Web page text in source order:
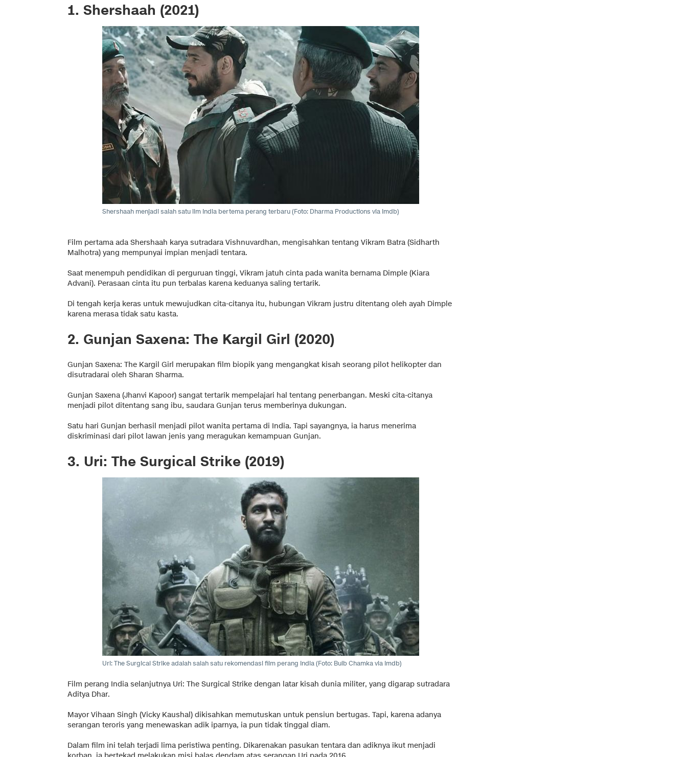
1. Shershaah (2021)
Shershaah menjadi salah satu ilm India bertema perang terbaru (Foto: Dharma Productions via Imdb)
Film pertama ada Shershaah karya sutradara Vishnuvardhan, mengisahkan tentang Vikram Batra (Sidharth
Malhotra) yang mempunyai impian menjadi tentara.
Saat menempuh pendidikan di perguruan tinggi, Vikram jatuh cinta pada wanita bernama Dimple (Kiara
Advani). Perasaan cinta itu pun terbalas karena keduanya saling tertarik.
Di tengah kerja keras untuk mewujudkan cita-citanya itu, hubungan Vikram justru ditentang oleh ayah Dimple
karena merasa tidak satu kasta.
2. Gunjan Saxena: The Kargil Girl (2020)
Gunjan Saxena: The Kargil Girl merupakan film biopik yang mengangkat kisah seorang pilot helikopter dan
disutradarai oleh Sharan Sharma.
Gunjan Saxena (Jhanvi Kapoor) sangat tertarik mempelajari hal tentang penerbangan. Meski cita-citanya
menjadi pilot ditentang sang ibu, saudara Gunjan terus memberinya dukungan.
Satu hari Gunjan berhasil menjadi pilot wanita pertama di India. Tapi sayangnya, ia harus menerima
diskriminasi dari pilot lawan jenis yang meragukan kemampuan Gunjan.
3. Uri: The Surgical Strike (2019)
Uri: The Surgical Strike adalah salah satu rekomendasi film perang India (Foto: Bulb Chamka via Imdb)
Film perang India selanjutnya Uri: The Surgical Strike dengan latar kisah dunia militer, yang digarap sutradara
Aditya Dhar.
Mayor Vihaan Singh (Vicky Kaushal) dikisahkan memutuskan untuk pensiun bertugas. Tapi, karena adanya
serangan teroris yang menewaskan adik iparnya, ia pun tidak tinggal diam.
Dalam film ini telah terjadi lima peristiwa penting. Dikarenakan pasukan tentara dan adiknya ikut menjadi